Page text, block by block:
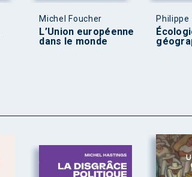
Michel Foucher
L’Union européenne
dans le monde